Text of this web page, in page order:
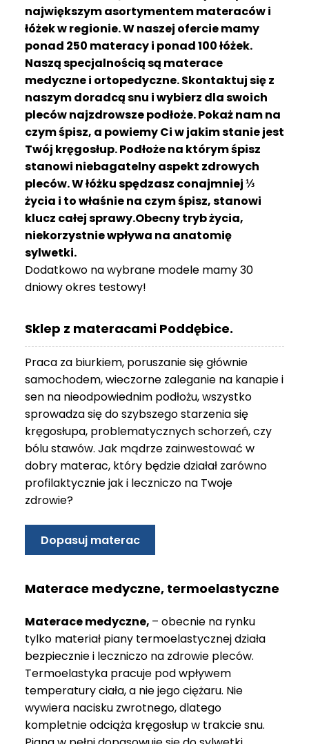
największym asortymentem materaców i
łóżek w regionie. W naszej ofercie mamy
ponad 250 materacy i ponad 100 łóżek.
Naszą specjalnością są materace
medyczne i ortopedyczne. Skontaktuj się z
naszym doradcą snu i wybierz dla swoich
pleców najzdrowsze podłoże. Pokaż nam na
czym śpisz, a powiemy Ci w jakim stanie jest
Twój kręgosłup. Podłoże na którym śpisz
stanowi niebagatelny aspekt zdrowych
pleców. W łóżku spędzasz conajmniej ⅓
życia i to właśnie na czym śpisz, stanowi
klucz całej sprawy.Obecny tryb życia,
niekorzystnie wpływa na anatomię
sylwetki.
Dodatkowo na wybrane modele mamy 30
dniowy okres testowy!
Sklep z materacami Poddębice.
Praca za biurkiem, poruszanie się głównie
samochodem, wieczorne zaleganie na kanapie i
sen na nieodpowiednim podłożu, wszystko
sprowadza się do szybszego starzenia się
kręgosłupa, problematycznych schorzeń, czy
bólu stawów. Jak mądrze zainwestować w
dobry materac, który będzie działał zarówno
profilaktycznie jak i leczniczo na Twoje
zdrowie?
Dopasuj materac
Materace medyczne, termoelastyczne
Materace medyczne, – obecnie na rynku
tylko materiał piany termoelastycznej działa
bezpiecznie i leczniczo na zdrowie pleców.
Termoelastyka pracuje pod wpływem
temperatury ciała, a nie jego ciężaru. Nie
wywiera nacisku zwrotnego, dlatego
kompletnie odciąża kręgosłup w trakcie snu.